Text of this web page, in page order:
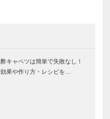
酢キャベツは簡単で失敗なし！
効果や作り方・レシピを…